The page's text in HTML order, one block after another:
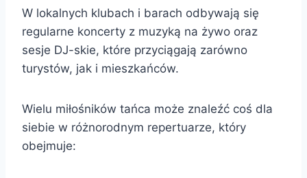
W lokalnych klubach i barach odbywają się
regularne koncerty z muzyką na żywo oraz
sesje DJ-skie, które przyciągają zarówno
turystów, jak i mieszkańców.
Wielu miłośników tańca może znaleźć coś dla
siebie w różnorodnym repertuarze, który
obejmuje: